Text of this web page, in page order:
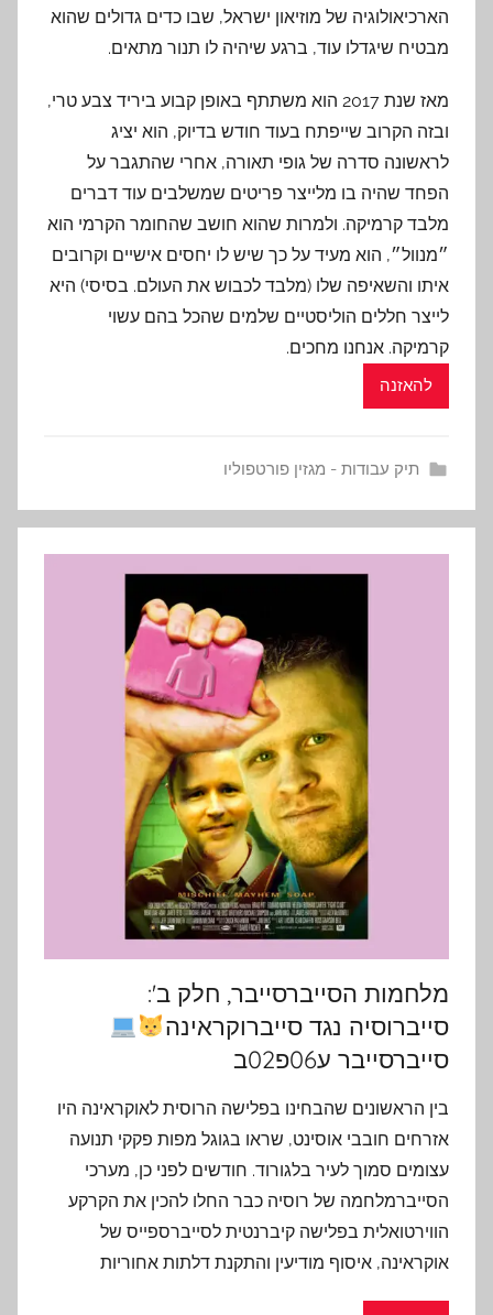
הארכיאולוגיה של מוזיאון ישראל, שבו כדים גדולים שהוא
מבטיח שיגדלו עוד, ברגע שיהיה לו תנור מתאים.
מאז שנת 2017 הוא משתתף באופן קבוע ביריד צבע טרי,
ובזה הקרוב שייפתח בעוד חודש בדיוק, הוא יציג
לראשונה סדרה של גופי תאורה, אחרי שהתגבר על
הפחד שהיה בו מלייצר פריטים שמשלבים עוד דברים
מלבד קרמיקה. ולמרות שהוא חושב שהחומר הקרמי הוא
״מנוול״, הוא מעיד על כך שיש לו יחסים אישיים וקרובים
איתו והשאיפה שלו (מלבד לכבוש את העולם. בסיסי) היא
לייצר חללים הוליסטיים שלמים שהכל בהם עשוי
קרמיקה. אנחנו מחכים.
להאזנה
תיק עבודות - מגזין פורטפוליו
מלחמות הסייברסייבר, חלק ב':
סייברוסיה נגד סייברוקראינה
סייברסייבר ע06פ02ב
בין הראשונים שהבחינו בפלישה הרוסית לאוקראינה היו
אזרחים חובבי אוסינט, שראו בגוגל מפות פקקי תנועה
עצומים סמוך לעיר בלגורוד. חודשים לפני כן, מערכי
הסייברמלחמה של רוסיה כבר החלו להכין את הקרקע
הווירטואלית בפלישה קיברנטית לסייברספייס של
אוקראינה, איסוף מודיעין והתקנת דלתות אחוריות